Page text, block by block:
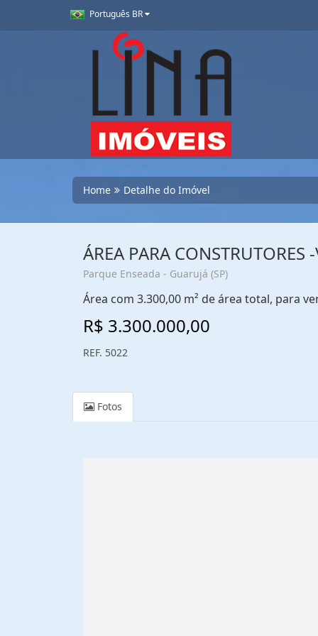
Português BR
Home Detalhe do Imóvel
ÁREA PARA CONSTRUTORES
Parque Enseada - Guarujá (SP)
Área com 3.300,00 m² de área total, para
R$ 3.300.000,00
REF. 5022
Fotos